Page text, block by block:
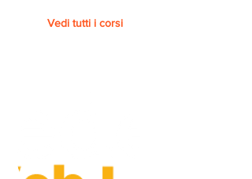
Vedi tutti i corsi